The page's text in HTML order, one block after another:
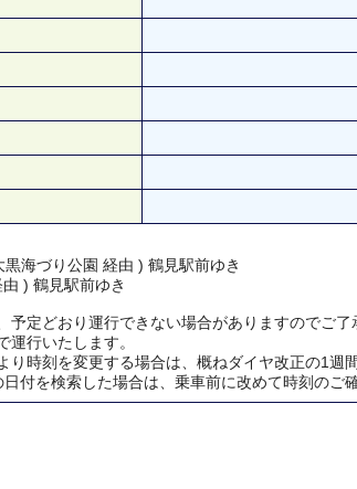
海づり公園 経由 ) 鶴見駅前ゆき
) 鶴見駅前ゆき
定どおり運行できない場合がありますのでご了
行いたします。
り時刻を変更する場合は、概ねダイヤ改正の1週
付を検索した場合は、乗車前に改めて時刻のご